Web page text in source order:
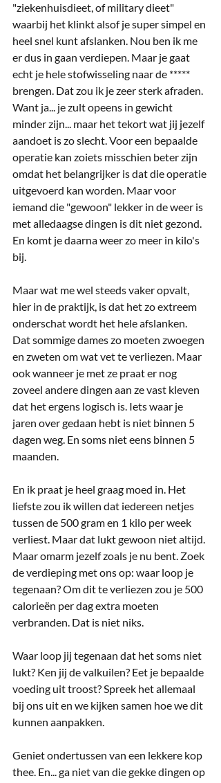
"ziekenhuisdieet, of military dieet"
waarbij het klinkt alsof je super simpel en
heel snel kunt afslanken. Nou ben ik me
er dus in gaan verdiepen. Maar je gaat
echt je hele stofwisseling naar de *****
brengen. Dat zou ik je zeer sterk afraden.
Want ja... je zult opeens in gewicht
minder zijn... maar het tekort wat jij jezelf
aandoet is zo slecht. Voor een bepaalde
operatie kan zoiets misschien beter zijn
omdat het belangrijker is dat die operatie
uitgevoerd kan worden. Maar voor
iemand die "gewoon" lekker in de weer is
met alledaagse dingen is dit niet gezond.
En komt je daarna weer zo meer in kilo's
bij.
Maar wat me wel steeds vaker opvalt,
hier in de praktijk, is dat het zo extreem
onderschat wordt het hele afslanken.
Dat sommige dames zo moeten zwoegen
en zweten om wat vet te verliezen. Maar
ook wanneer je met ze praat er nog
zoveel andere dingen aan ze vast kleven
dat het ergens logisch is. Iets waar je
jaren over gedaan hebt is niet binnen 5
dagen weg. En soms niet eens binnen 5
maanden.
En ik praat je heel graag moed in. Het
liefste zou ik willen dat iedereen netjes
tussen de 500 gram en 1 kilo per week
verliest. Maar dat lukt gewoon niet altijd.
Maar omarm jezelf zoals je nu bent. Zoek
de verdieping met ons op: waar loop je
tegenaan? Om dit te verliezen zou je 500
calorieën per dag extra moeten
verbranden. Dat is niet niks.
Waar loop jij tegenaan dat het soms niet
lukt? Ken jij de valkuilen? Eet je bepaalde
voeding uit troost? Spreek het allemaal
bij ons uit en we kijken samen hoe we dit
kunnen aanpakken.
Geniet ondertussen van een lekkere kop
thee. En... ga niet van die gekke dingen op